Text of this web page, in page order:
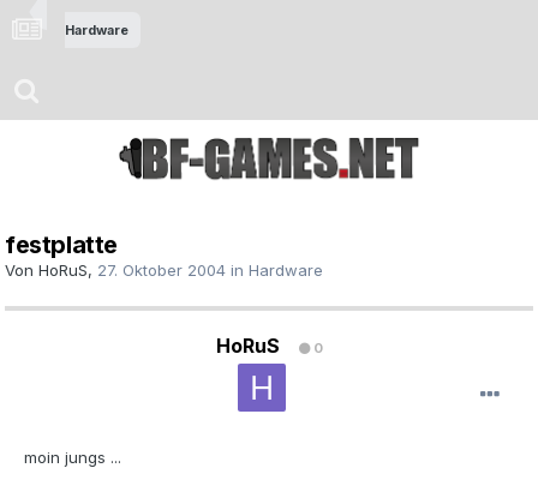
Hardware
festplatte
Von HoRuS, 27. Oktober 2004 in Hardware
HoRuS 0
moin jungs ...